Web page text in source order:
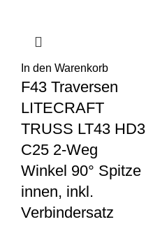
In den Warenkorb
F43 Traversen
LITECRAFT
TRUSS LT43 HD3
C25 2-Weg
Winkel 90° Spitze
innen, inkl.
Verbindersatz